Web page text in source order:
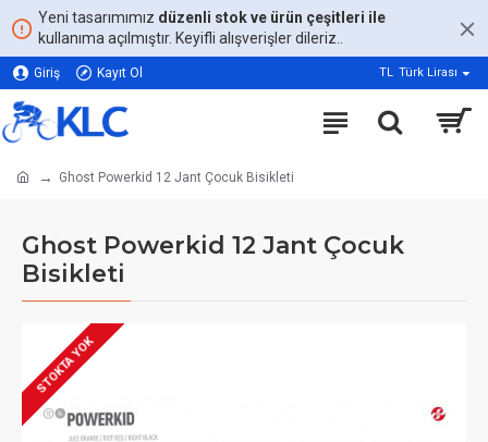
Yeni tasarımımız düzenli stok ve ürün çeşitleri ile
kullanıma açılmıştır. Keyifli alışverişler dileriz..
Giriş Kayıt Ol TL Türk Lirası
Ghost Powerkid 12 Jant Çocuk Bisikleti
Ghost Powerkid 12 Jant Çocuk
Bisikleti
STOKTA YOK